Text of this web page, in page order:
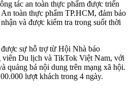
tác an toàn thực phẩm được triển
toàn thực phẩm TP.HCM, đảm bảo
và được kiểm tra trong suốt thời
sự hỗ trợ từ Hội Nhà báo
viên Du lịch và TikTok Việt Nam, với
quảng bá nội dung trên mạng xã hội.
lượt khách trong 4 ngày.